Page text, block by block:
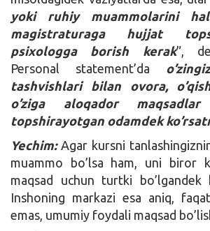
yoki ruhiy muammolarini
magistraturaga hujjat
psixologga borish kerak”,
Personal statement’da
tashvishlari bilan ovora,
o’ziga aloqador
topshirayotgan odamdek
Yechim:Agar kursni
muammo bo’lsa ham, uni biror
maqsad uchun turtki bo’lgandek
Inshoning markazi esa aniq,
emas, umumiy foydali maqsad